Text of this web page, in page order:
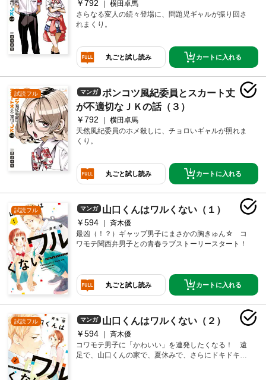
￥792
横田卓馬
さらなる変人の続々登場に、問題児ギャルが振り回さ
れまくり。
丸ごと試し読み カートに入れる
試読フル マンガ
ポンコツ風紀委員とスカート丈
が不適切なＪＫの話（３）
￥792
横田卓馬
天然風紀委員のホメ殺しに、チョロいギャルが照れま
くり。
丸ごと試し読み カートに入れる
試読フル マンガ 山口くんはワルくない（１）
￥594
斉木優
最凶（！？）ギャップ男子にまさかの胸きゅん☆ コ
ワモテ関西弁男子との青春ラブストーリースタート！
丸ごと試し読み カートに入れる
試読フル マンガ 山口くんはワルくない（２）
￥594
斉木優
コワモテ男子に「かわいい」を連発したくなる！ 遠
足で、山口くんの家で、夏休みで、さらにドキドキが